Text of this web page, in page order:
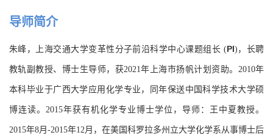
导师简介
朱峰，上海交通大学变革性分子前沿科学中心课题组长 (PI)，长聘
教轨副教授、博士生导师 ，获2021年上海市扬帆计划资助。2010年
本科毕业于广西大学应用化学专业，同年保送中国科学技术大学硕
博连读。2015年获有机化学专业博士学位，导师：王中夏教授。
2015年8月-2015年12月 ，在美国科罗拉多州立大学化学系从事博士后